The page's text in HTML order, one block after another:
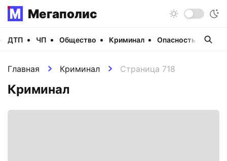
Мегаполис
ДТП ЧП Общество Криминал Опасность
Главная Криминал Страница 718
Криминал